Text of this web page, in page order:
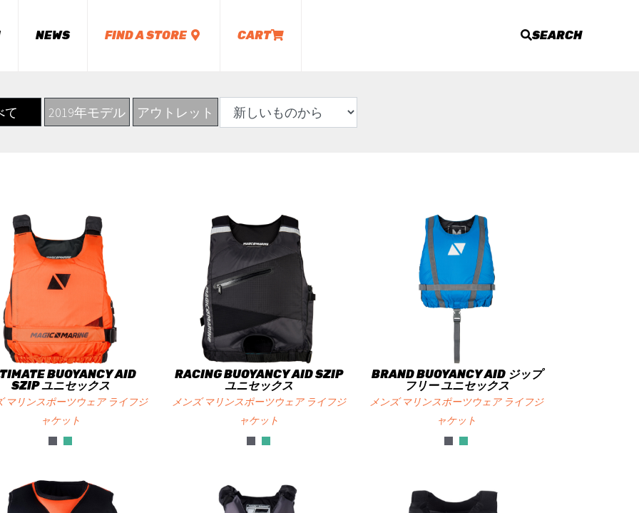
NEWS FIND A STORE CART SEARCH
て 2019年モデル アウトレット
BUOYANCY AID
SZIP ユニセックス
マリンスポーツウェア ライフジ
ャケット
RACING BUOYANCY AID SZIP
ユニセックス
メンズ マリンスポーツウェア ライフジ
ャケット
BRAND BUOYANCY AID ジップ
フリー ユニセックス
メンズ マリンスポーツウェア ライフジ
ャケット